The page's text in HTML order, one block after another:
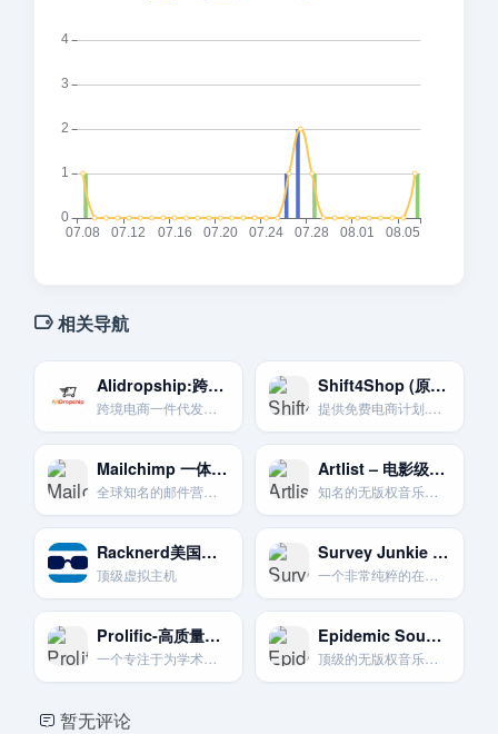
相关导航
Alidropship:跨境电商一件代发插件
跨境电商一件代发插件
Shift4Shop (原3dcart) 免费电商平台
提供免费电商计划.功能强大.适合中小企业。
Mailchimp 一体化营销平台
全球知名的邮件营销工具，以其友好的用户界面和强大的品牌效应而闻名。
Artlist – 电影级音乐授权平台
知名的无版权音乐和音效授权平台。以其高质量、电影感的音乐风格而受到专业创作者的青睐。
Racknerd美国顶级虚拟主机服务提供商
顶级虚拟主机
Survey Junkie 专注于市场调查问卷
一个非常纯粹的在线调查平台.通过分享你的观点来影响品牌决策。
Prolific-高质量学术调查平台
一个专注于为学术研究提供高质量参与者的在线调查平台。报酬公平透明。
Epidemic Sound – 专业无版权配乐平台
顶级的无版权音乐和音效库。提供海量高质量配乐。完美解决TikTok视频的背景音乐版权问题。
暂无评论